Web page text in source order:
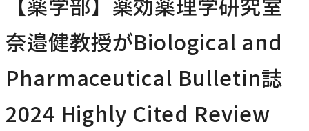
大学紹介
学びの特色
キャンパス・施設紹介
学部・大学院
学部・大学院トップ
学部
研究
学生生活
奈邉健教授がBiological and
Pharmaceutical Bulletin誌
2024 Highly Cited Review